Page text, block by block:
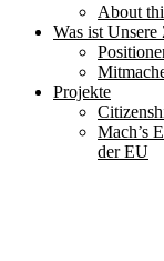
About
Was ist Unsere
Projekte
Mach’s
der EU